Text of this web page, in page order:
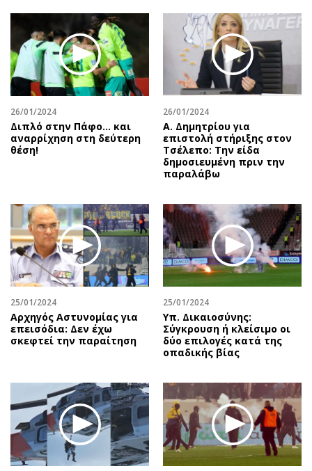
Εικαστικά
Βιβλίο
Χειρόγραφα
Προσφορές
Προσωπικότητες στην ''Κ''
Επιστολές
26/01/2024
Διπλό στην Πάφο… και
αναρρίχηση στη δεύτερη
θέση!
26/01/2024
Α. Δημητρίου για
επιστολή στήριξης στον
Τσέλεπο: Την είδα
δημοσιευμένη πριν την
παραλάβω
25/01/2024
Αρχηγός Αστυνομίας για
επεισόδια: Δεν έχω
σκεφτεί την παραίτηση
25/01/2024
Υπ. Δικαιοσύνης:
Σύγκρουση ή κλείσιμο οι
δύο επιλογές κατά της
οπαδικής βίας